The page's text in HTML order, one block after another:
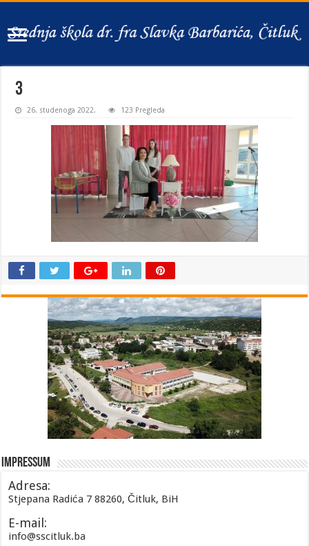
3
26. studenoga 2022. 123 Pregleda
Impressum
Adresa:
Stjepana Radića 7 88260, Čitluk, BiH
E-mail:
info@sscitluk.ba